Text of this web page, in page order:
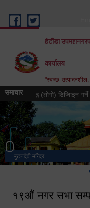
हेटौंडा
कार्यालय
"स्वच्छ, उत्पादनशील,
समाचार
चिह्न (लोगो) डिजिाइन गर्ने
भुटनदेवी मन्दिर
स्मारक
हेटौंडा उपमहानगरपालिका नगर
मनकामना डाँडाबाट देखिएको दृश्य
१९औं नगर सभा